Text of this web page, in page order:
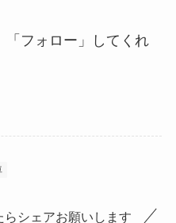
「フォロー」してくれ
シェアお願いします